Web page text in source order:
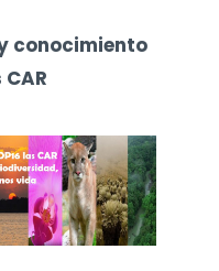
conocimiento